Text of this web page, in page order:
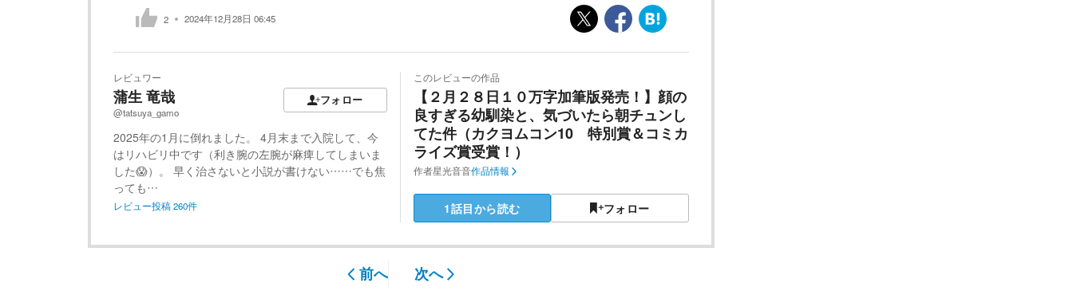
2 2024年12月28日 06:45
レビュワー
蒲生 竜哉
@tatsuya_gamo
フォロー
2025年の1月に倒れました。 4月末まで入院して、今
はリハビリ中です（利き腕の左腕が麻痺してしまいま
した😱）。 早く治さないと小説が書けない……でも焦
っても…
レビュー投稿260件
このレビューの作品
【２月２８日１０万字加筆版発売！】顔の
良すぎる幼馴染と、気づいたら朝チュンし
てた件（カクヨムコン10 特別賞＆コミカ
ライズ賞受賞！）
作者星光音音作品情報
1話目から読む フォロー
前へ 次へ